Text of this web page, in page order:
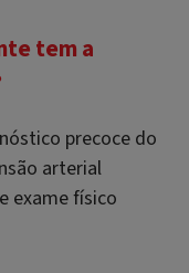
tem a
precoce do
arterial
exame físico